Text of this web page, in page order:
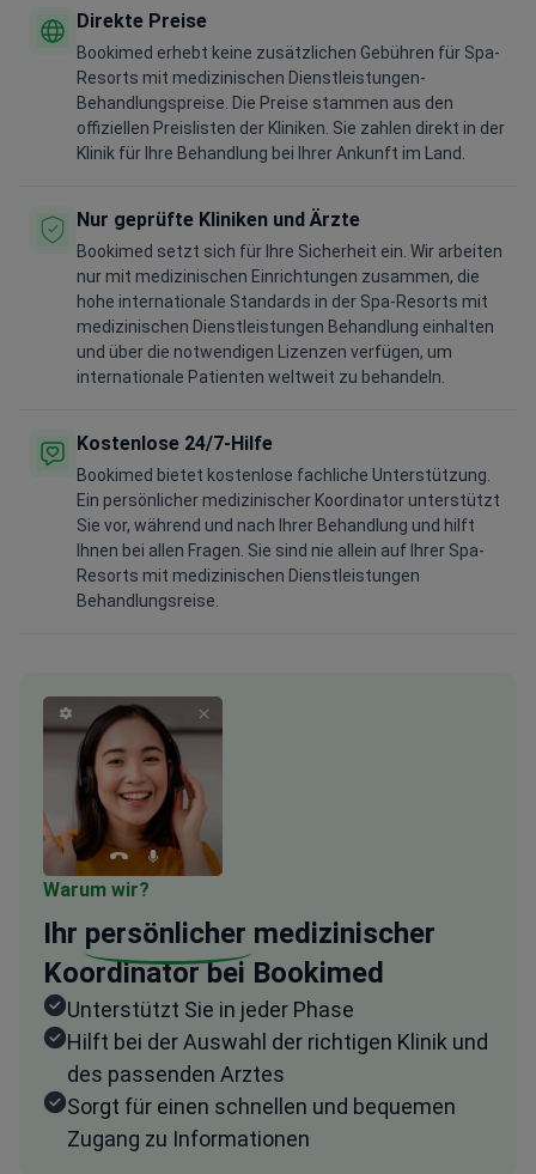
Direkte Preise
Bookimed erhebt keine zusätzlichen Gebühren für Spa-
Resorts mit medizinischen Dienstleistungen-
Behandlungspreise. Die Preise stammen aus den
offiziellen Preislisten der Kliniken. Sie zahlen direkt in der
Klinik für Ihre Behandlung bei Ihrer Ankunft im Land.
Nur geprüfte Kliniken und Ärzte
Bookimed setzt sich für Ihre Sicherheit ein. Wir arbeiten
nur mit medizinischen Einrichtungen zusammen, die
hohe internationale Standards in der Spa-Resorts mit
medizinischen Dienstleistungen Behandlung einhalten
und über die notwendigen Lizenzen verfügen, um
internationale Patienten weltweit zu behandeln.
Kostenlose 24/7-Hilfe
Bookimed bietet kostenlose fachliche Unterstützung.
Ein persönlicher medizinischer Koordinator unterstützt
Sie vor, während und nach Ihrer Behandlung und hilft
Ihnen bei allen Fragen. Sie sind nie allein auf Ihrer Spa-
Resorts mit medizinischen Dienstleistungen
Behandlungsreise.
Warum wir?
Ihr persönlicher medizinischer
Koordinator bei Bookimed
Unterstützt Sie in jeder Phase
Hilft bei der Auswahl der richtigen Klinik und
des passenden Arztes
Sorgt für einen schnellen und bequemen
Zugang zu Informationen